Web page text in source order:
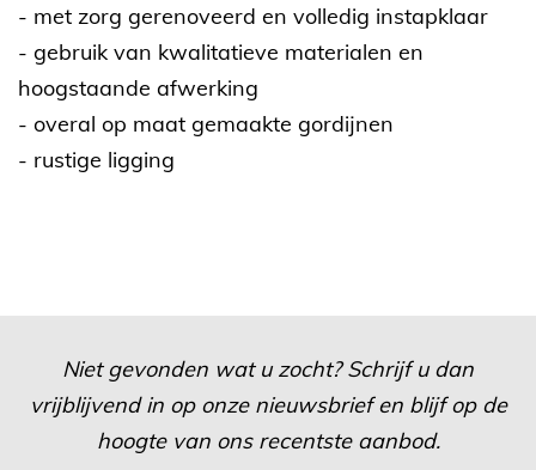
- met zorg gerenoveerd en volledig instapklaar
- gebruik van kwalitatieve materialen en
hoogstaande afwerking
- overal op maat gemaakte gordijnen
- rustige ligging
Niet gevonden wat u zocht? Schrijf u dan
vrijblijvend in op onze nieuwsbrief en blijf op de
hoogte van ons recentste aanbod.